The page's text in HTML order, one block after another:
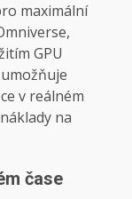
maximální
GPU
v reálném
na
čase